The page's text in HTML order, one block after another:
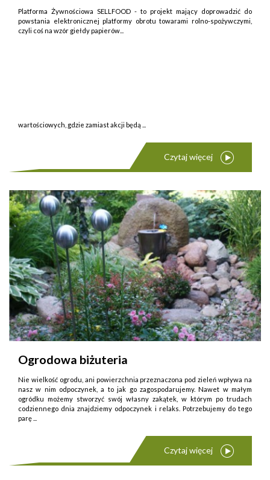
Platforma Żywnościowa SELLFOOD - to projekt mający doprowadzić do
powstania elektronicznej platformy obrotu towarami rolno-spożywczymi,
czyli coś na wzór giełdy papierów...
wartościowych, gdzie zamiast akcji będą ...
Czytaj więcej
Ogrodowa biżuteria
Nie wielkość ogrodu, ani powierzchnia przeznaczona pod zieleń wpływa na
nasz w nim odpoczynek, a to jak go zagospodarujemy. Nawet w małym
ogródku możemy stworzyć swój własny zakątek, w którym po trudach
codziennego dnia znajdziemy odpoczynek i relaks. Potrzebujemy do tego
parę ...
Czytaj więcej